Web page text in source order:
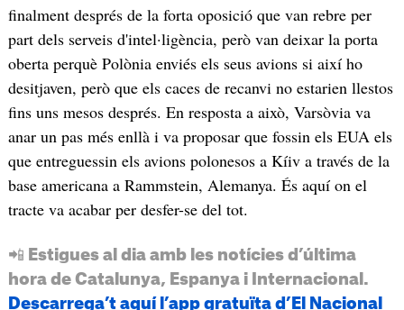
finalment després de la forta oposició que van rebre per
part dels serveis d'intel·ligència, però van deixar la porta
oberta perquè Polònia enviés els seus avions si així ho
desitjaven, però que els caces de recanvi no estarien llestos
fins uns mesos després. En resposta a això, Varsòvia va
anar un pas més enllà i va proposar que fossin els EUA els
que entreguessin els avions polonesos a Kíiv a través de la
base americana a Rammstein, Alemanya. És aquí on el
tracte va acabar per desfer-se del tot.
📲 Estigues al dia amb les notícies d’última
hora de Catalunya, Espanya i Internacional.
Descarrega’t aquí l’app gratuïta d’El Nacional